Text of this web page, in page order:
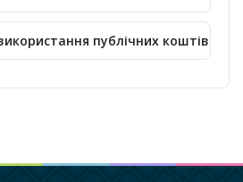
публічних коштів